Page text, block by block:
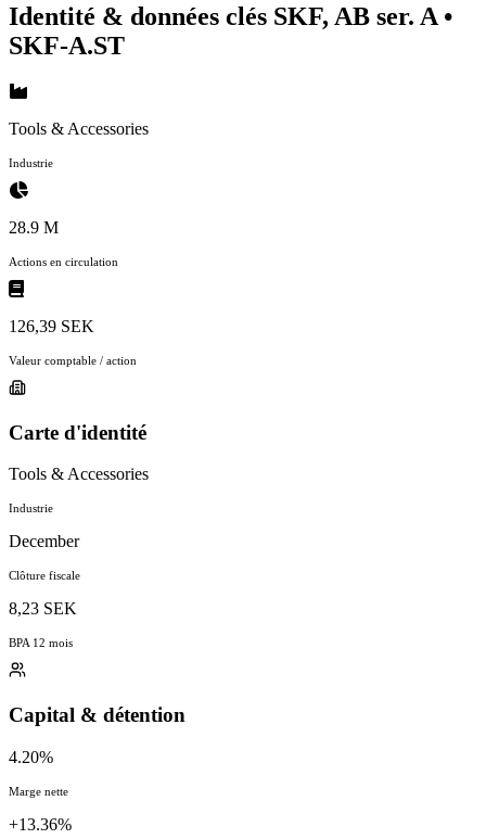
Identité & données clés SKF, AB ser. A •
SKF-A.ST
Tools & Accessories
Industrie
28.9 M
Actions en circulation
126,39 SEK
Valeur comptable / action
Carte d'identité
Tools & Accessories
Industrie
December
Clôture fiscale
8,23 SEK
BPA 12 mois
Capital & détention
4.20%
Marge nette
+13.36%